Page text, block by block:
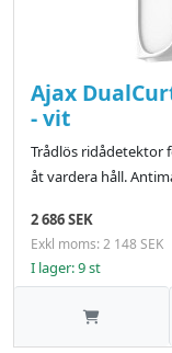
Ajax
- vit
Trådlös ridådetektor
åt vardera håll.
2 686 SEK
Exkl moms: 2 148 SEK
I lager: 9 st